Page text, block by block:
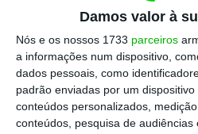
Damos valor à
Nós e os nossos 1733 parceiros
a informações num dispositivo,
dados pessoais, como
padrão enviadas por um
conteúdos personalizados,
conteúdos, pesquisa de audiências
junho deste ano, a
das quais 22 serão
outras áreas verdes da
Novas], não reunindo, as
para transplante”.